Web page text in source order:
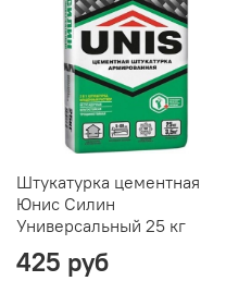
Штукатурка цементная
Юнис Силин
Универсальный 25 кг
425 руб